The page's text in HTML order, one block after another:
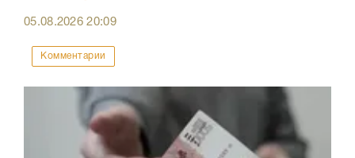
05.08.202620:09
Комментарии